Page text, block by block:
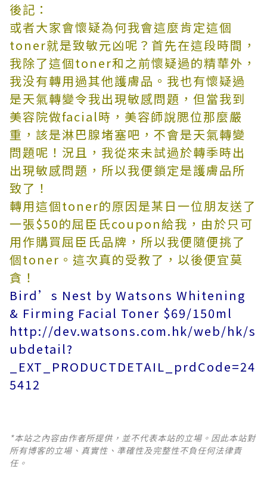
後記：
或者大家會懷疑為何我會這麼肯定這個
toner就是致敏元凶呢？首先在這段時間，
我除了這個toner和之前懷疑過的精華外，
我没有轉用過其他護膚品。我也有懷疑過
是天氣轉變令我出現敏感問題，但當我到
美容院做facial時，美容師說腮位那麼嚴
重，該是淋巴腺堵塞吧，不會是天氣轉變
問題呢！況且，我從來未試過於轉季時出
出現敏感問題，所以我便鎖定是護膚品所
致了！
轉用這個toner的原因是某日一位朋友送了
一張$50的屈臣氏coupon給我，由於只可
用作購買屈臣氏品牌，所以我便隨便挑了
個toner。這次真的受教了，以後便宜莫
貪！
Bird’s Nest by Watsons Whitening
& Firming Facial Toner $69/150ml
http://dev.watsons.com.hk/web/hk/s
ubdetail?
_EXT_PRODUCTDETAIL_prdCode=24
5412
*本站之內容由作者所提供，並不代表本站的立場。因此本站對
所有博客的立場、真實性、準確性及完整性不負任何法律責
任。